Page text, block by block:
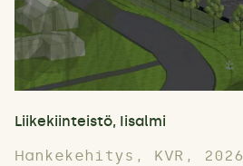
Liikekiinteistö, Iisalmi
Hankekehitys, KVR, 2026